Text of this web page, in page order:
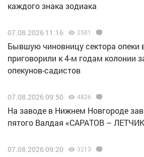
каждого знака зодиака
07.08.2026 11:16 2581
Бывшую чиновницу сектора опеки
приговорили к 4-м годам колонии
опекунов-садистов
07.08.2026 09:50 4826
Н️а заводе в Нижнем Новгороде
пятого Валдая «САРАТОВ –
07.08.2026 09:20 3213